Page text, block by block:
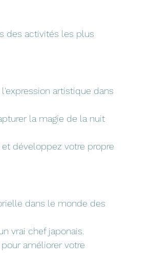
des activités les plus
artistique dans
la magie de la nuit
développez votre propre
dans le monde des
vrai chef japonais.
améliorer votre